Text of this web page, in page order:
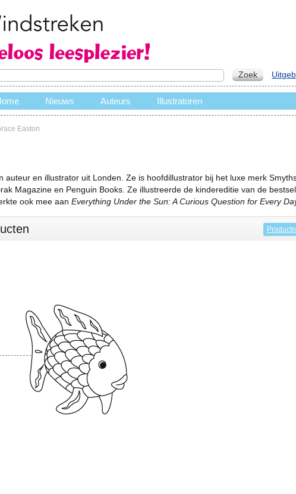
Easton
auteur en illustrator uit Londen. Ze is hoofdillustrator bij het luxe merk
Magazine en Penguin Books. Ze illustreerde de kindereditie van de
ook mee aan Everything Under the Sun: A Curious Question for Every
Zoek
Nieuws Auteurs Illustratoren